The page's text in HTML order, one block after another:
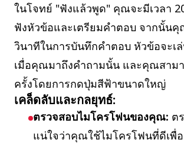
ในโจทย์ "ฟังแล้วพูด" คุณจะมีเวลา
ฟังหัวข้อและเตรียมคำตอบ จากนั้นคุ
วินาทีในการบันทึกคำตอบ หัวข้อจะเ
เมื่อคุณมาถึงคำถามนั้น และคุณสาม
ครั้งโดยการกดปุ่มสีฟ้าขนาดใหญ่
เคล็ดลับและกลยุทธ์:
ตรวจสอบไมโครโฟนของคุณ: ต
แน่ใจว่าคุณใช้ไมโครโฟนที่ดีเพื่